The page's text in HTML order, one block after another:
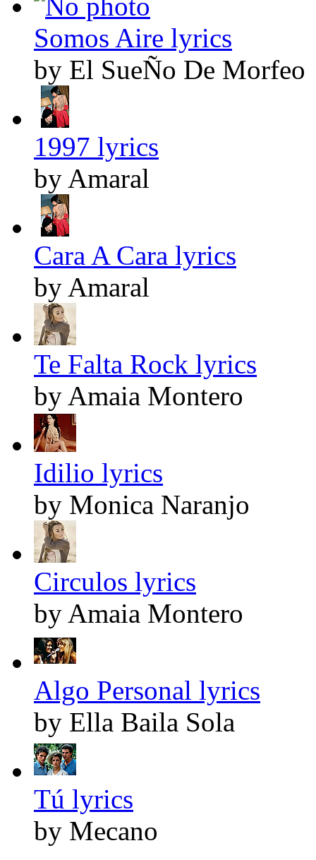
Somos Aire lyrics
by El SueÑo De Morfeo
1997 lyrics
by Amaral
Cara A Cara lyrics
by Amaral
Te Falta Rock lyrics
by Amaia Montero
Idilio lyrics
by Monica Naranjo
Circulos lyrics
by Amaia Montero
Algo Personal lyrics
by Ella Baila Sola
Tú lyrics
by Mecano